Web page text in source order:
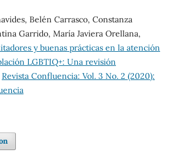
Belén Carrasco, Constanza
Garrido, María Javiera Orellana,
y buenas prácticas en la atención
LGBTIQ+: Una revisión
Revista Confluencia: Vol. 3 No. 2 (2020):